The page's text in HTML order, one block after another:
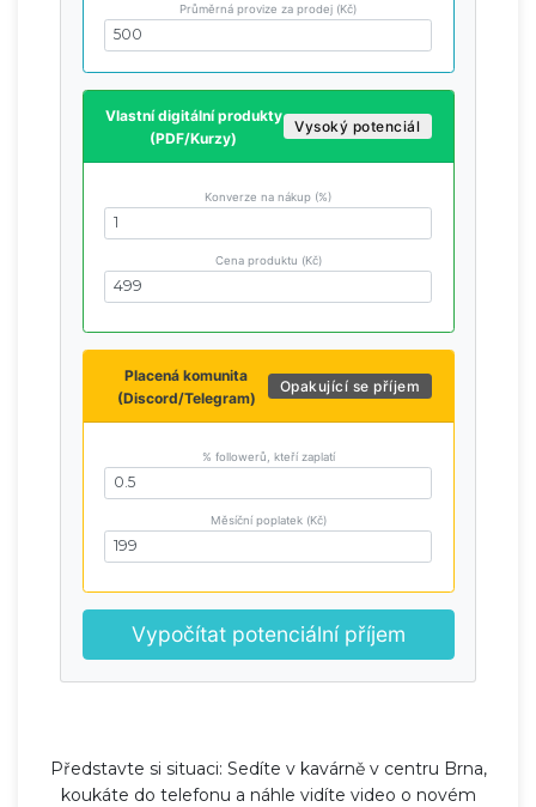
Průměrná provize za prodej (Kč)
Vlastní digitální produkty
(PDF/Kurzy)
Vysoký potenciál
Konverze na nákup (%)
Cena produktu (Kč)
Placená komunita
(Discord/Telegram)
Opakující se příjem
% followerů, kteří zaplatí
Měsíční poplatek (Kč)
Vypočítat potenciální příjem
Představte si situaci: Sedíte v kavárně v centru Brna,
koukáte do telefonu a náhle vidíte video o novém